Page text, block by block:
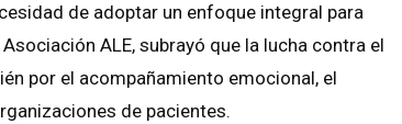
de adoptar un enfoque integral para
ALE, subrayó que la lucha contra el
por el acompañamiento emocional, el
de pacientes.